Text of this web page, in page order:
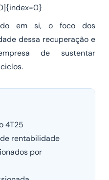
em si, o foco dos
dessa recuperação e
de sustentar
4T25
rentabilidade
por